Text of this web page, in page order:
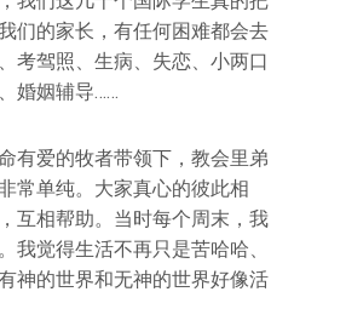
们的家长，有任何困难都会去
考驾照、生病、失恋、小两口
婚姻辅导……
有爱的牧者带领下，教会里弟
常单纯。大家真心的彼此相
互相帮助。当时每个周末，我
我觉得生活不再只是苦哈哈、
神的世界和无神的世界好像活